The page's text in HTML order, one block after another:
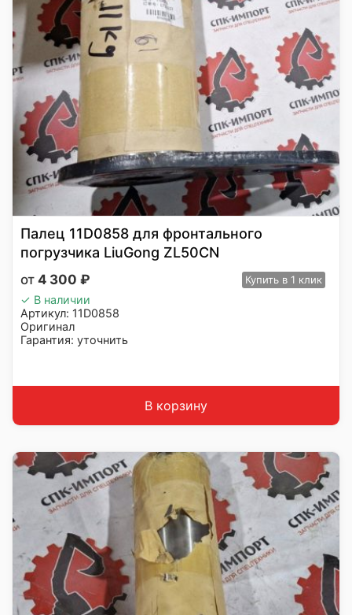
Палец 11D0858 для фронтального
погрузчика LiuGong ZL50CN
4 300 ₽ Купить в 1 клик
✓ В наличии
Артикул: 11D0858
Оригинал
Гарантия: уточнить
В корзину